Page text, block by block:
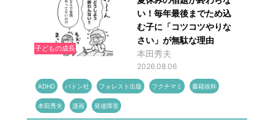
子どもの成長
い！毎年最後までため込
む子に「コツコツやりな
さい」が無駄な理由
本田秀夫
2026.08.06
ADHD バトン社 フォレスト出版 フクチマミ 書籍抜粋
本田秀夫 漫画 発達障害